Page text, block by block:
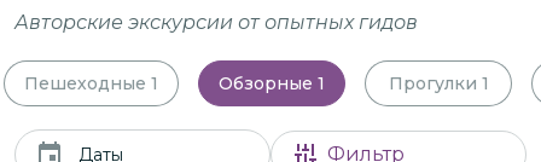
Авторские экскурсии от опытных гидов
Пешеходные 1 Обзорные 1 Прогулки 1
Даты Фильтр